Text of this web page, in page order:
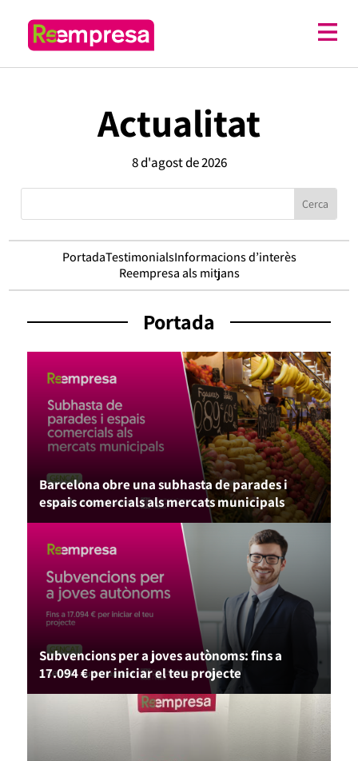
Actualitat
8 d'agost de 2026
PortadaTestimonialsInformacions d’interès
Reempresa als mitjans
Portada
Barcelona obre una subhasta de parades i
espais comercials als mercats municipals
Subvencions per a joves autònoms: fins a
17.094 € per iniciar el teu projecte